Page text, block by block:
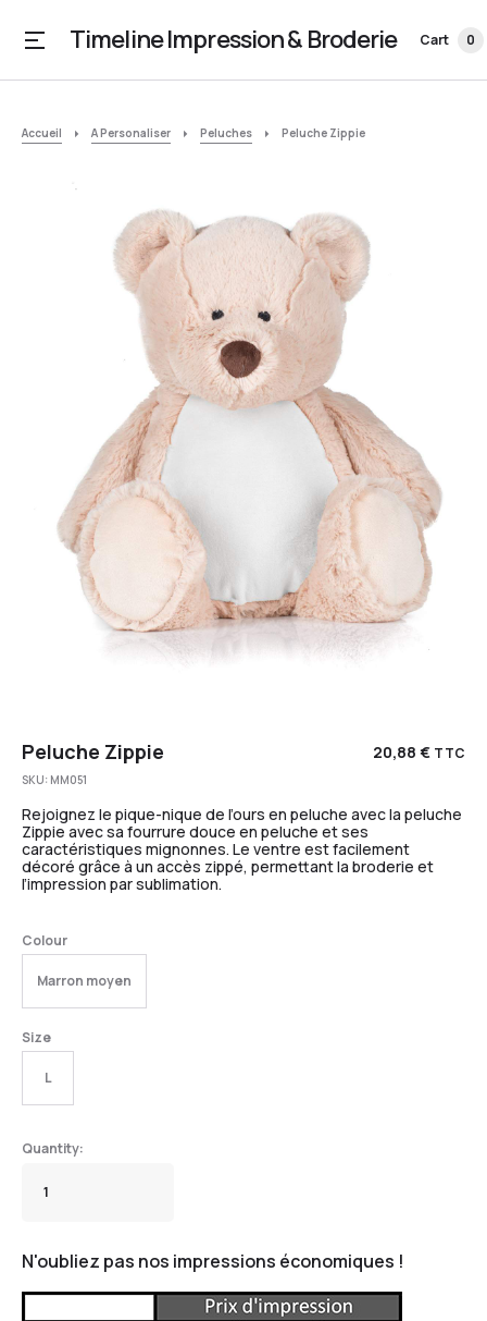
Timeline Impression & Broderie Cart 0
Accueil A Personaliser Peluches Peluche Zippie
Peluche Zippie 20,88 € TTC
SKU: MM051
Rejoignez le pique-nique de l’ours en peluche avec la peluche
Zippie avec sa fourrure douce en peluche et ses
caractéristiques mignonnes. Le ventre est facilement
décoré grâce à un accès zippé, permettant la broderie et
l’impression par sublimation.
Colour
Marron moyen
Size
L
N'oubliez pas nos impressions économiques !